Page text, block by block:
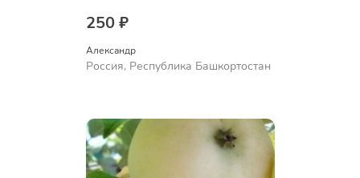
250 ₽
Александр
Россия, Республика Башкортостан